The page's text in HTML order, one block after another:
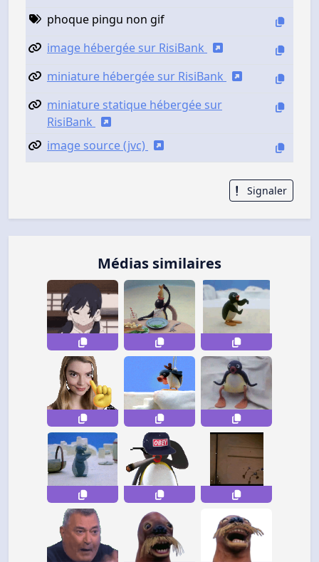
phoque pingu non gif
image hébergée sur RisiBank
miniature hébergée sur RisiBank
miniature statique hébergée sur
RisiBank
image source (jvc)
Signaler
Médias similaires